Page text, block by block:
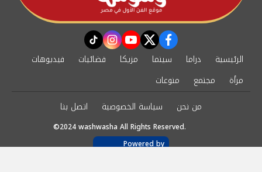
facebook
twitter
youtube
instagram
tiktok
الرئيسية دراما سينما مزيكا فضائيات
فيديوهات
مرأة
مجتمع
منوعات
من نحن
سياسة الخصوصية اتصل بنا
©2024 washwasha All Rights Reserved.
Powered by